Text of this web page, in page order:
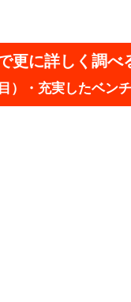
更に詳しく調べ
）・充実したベン